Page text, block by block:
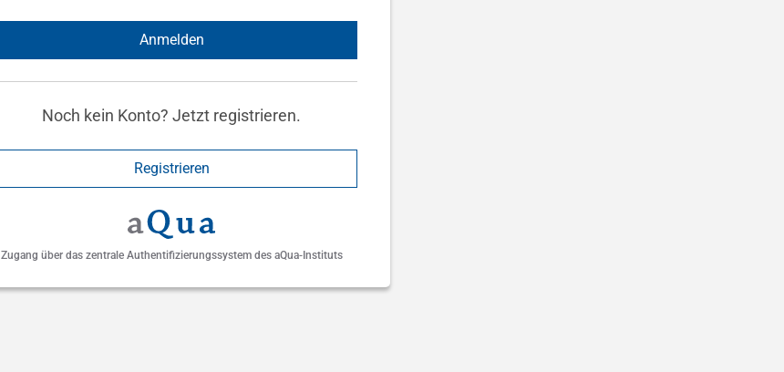
Anmelden
Noch kein Konto? Jetzt registrieren.
Registrieren
Zugang über das zentrale Authentifizierungssystem des aQua-Instituts